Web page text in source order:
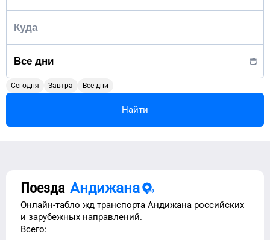
Сегодня Завтра Все дни
Найти
Поезда Андижана
Онлайн-табло жд транспорта Андижана российских
и зарубежных направлений.
Всего: